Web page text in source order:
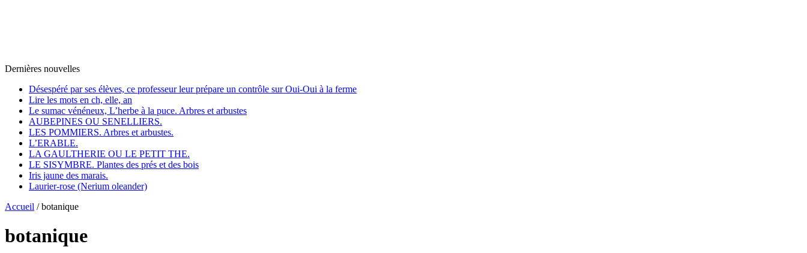
Dernières nouvelles
Désespéré par ses élèves, ce professeur leur prépare un contrôle sur Oui-Oui à la ferme
Lire les mots en ch, elle, an
Le sumac vénéneux, L’herbe à la puce. Arbres et arbustes
AUBEPINES OU SENELLIERS.
LES POMMIERS. Arbres et arbustes.
L’ERABLE.
LA GAULTHERIE OU LE PETIT THE.
LE SISYMBRE. Plantes des prés et des bois
Iris jaune des marais.
Laurier-rose (Nerium oleander)
Accueil /botanique
botanique